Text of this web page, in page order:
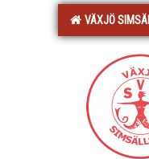
VÄXJÖ